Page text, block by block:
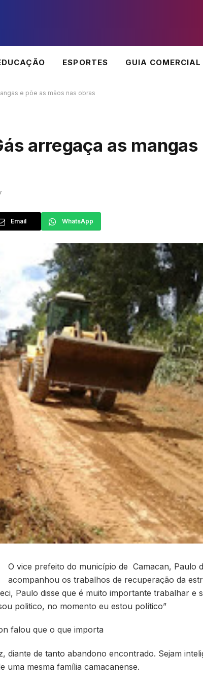
ESPORTES GUIA COMERCIAL
e põe as mãos nas obras
arregaça as mangas
Email WhatsApp
O vice prefeito do município de Camacan, Paulo
acompanhou os trabalhos de recuperação da
Paulo disse que é muito importante trabalhar e
politico, no momento eu estou político”
falou que o que importa
diante de tanto abandono encontrado. Sejam
uma mesma família camacanense.